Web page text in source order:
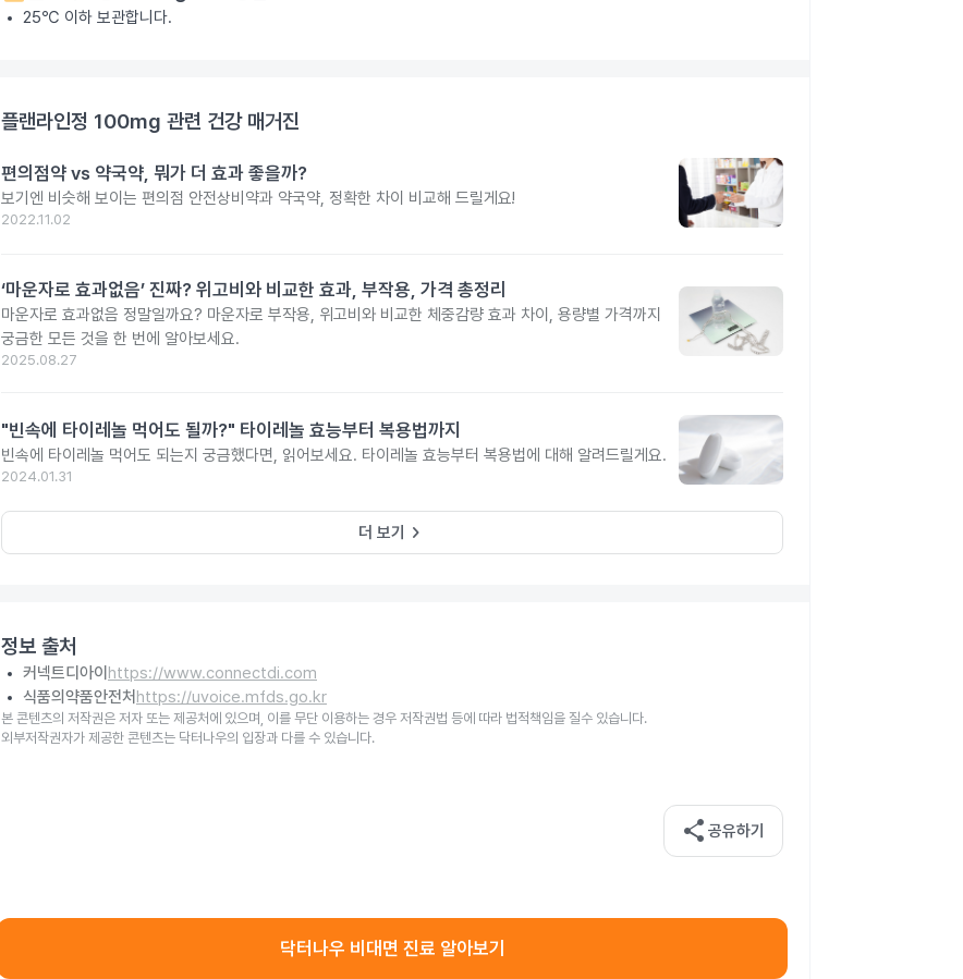
25℃ 이하 보관합니다.
플랜라인정 100mg 관련 건강 매거진
편의점약 vs 약국약, 뭐가 더 효과 좋을까?
보기엔 비슷해 보이는 편의점 안전상비약과 약국약, 정확한 차이 비교해 드릴게요!
2022.11.02
‘마운자로 효과없음’ 진짜? 위고비와 비교한 효과, 부작용, 가격 총정리
마운자로 효과없음 정말일까요? 마운자로 부작용, 위고비와 비교한 체중감량 효과 차이, 용량별 가격까지
궁금한 모든 것을 한 번에 알아보세요.
2025.08.27
"빈속에 타이레놀 먹어도 될까?" 타이레놀 효능부터 복용법까지
빈속에 타이레놀 먹어도 되는지 궁금했다면, 읽어보세요. 타이레놀 효능부터 복용법에 대해 알려드릴게요.
2024.01.31
더 보기 keyboard_arrow_right
정보 출처
커넥트디아이 https://www.connectdi.com
식품의약품안전처 https://uvoice.mfds.go.kr
본 콘텐츠의 저작권은 저자 또는 제공처에 있으며, 이를 무단 이용하는 경우 저작권법 등에 따라 법적책임을 질수 있습니다.
외부저작권자가 제공한 콘텐츠는 닥터나우의 입장과 다를 수 있습니다.
share 공유하기
닥터나우 비대면 진료 알아보기